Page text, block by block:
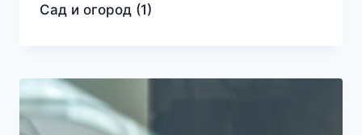
Сад и огород (1)